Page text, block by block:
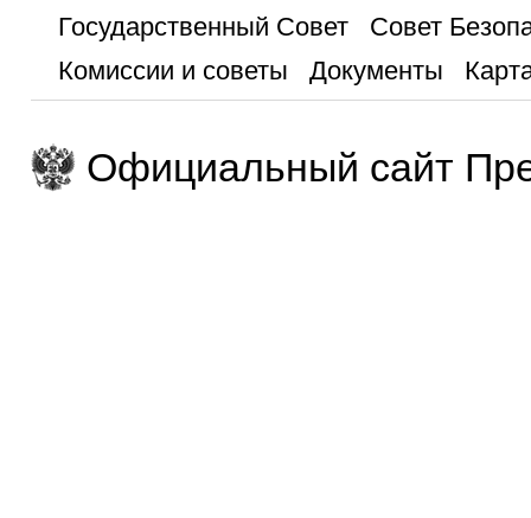
Государственный Совет
Совет
Комиссии и советы
Документы
Официальный сайт